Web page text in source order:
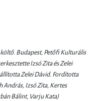
Budapest, Petőfi Kulturális
Izsó Zita és Zelei
Zelei Dávid. Fordította
András, Izsó Zita, Kertes
Bálint, Varju Kata)